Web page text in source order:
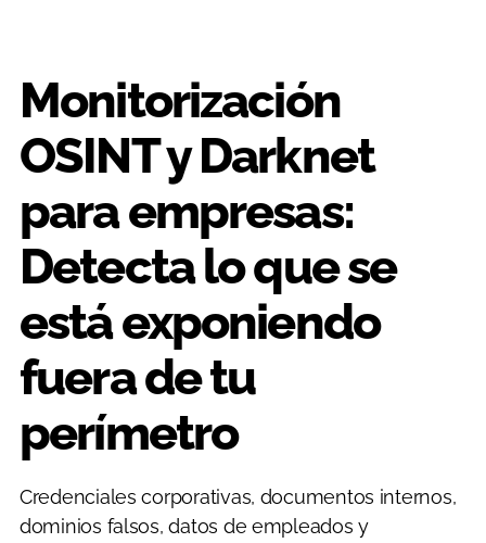
Monitorización
OSINT y Darknet
para empresas:
Detecta lo que se
está exponiendo
fuera de tu
perímetro
Credenciales corporativas, documentos internos,
dominios falsos, datos de empleados y